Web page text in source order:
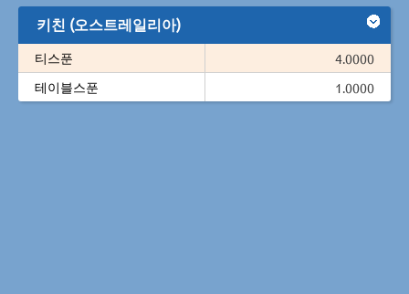
키친 (오스트레일리아)
티스푼
4.0000
테이블스푼
1.0000